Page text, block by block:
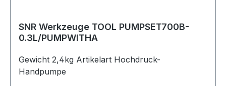
SNR Werkzeuge TOOL PUMPSET700B-
0.3L/PUMPWITHA
Gewicht 2,4kg Artikelart Hochdruck-
Handpumpe